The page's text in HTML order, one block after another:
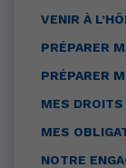
VENIR À
PRÉPARER
PRÉPARER
MES DROITS
MES
NOTRE